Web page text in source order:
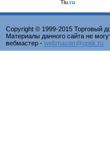
Tiu.ru
Copyright © 1999-2015 Торговый
Материалы данного сайта не
вебмастер - webmaster@optik.ru